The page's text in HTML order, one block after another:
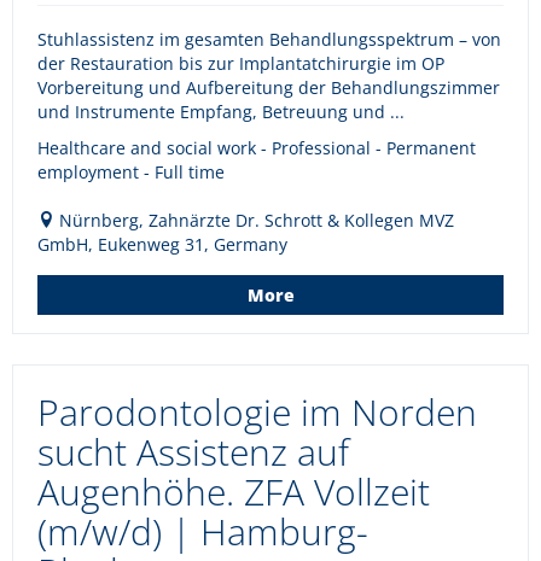
Stuhlassistenz im gesamten Behandlungsspektrum – von
der Restauration bis zur Implantatchirurgie im OP
Vorbereitung und Aufbereitung der Behandlungszimmer
und Instrumente Empfang, Betreuung und ...
Healthcare and social work - Professional - Permanent
employment - Full time
Nürnberg, Zahnärzte Dr. Schrott & Kollegen MVZ
GmbH, Eukenweg 31, Germany
More
Parodontologie im Norden
sucht Assistenz auf
Augenhöhe. ZFA Vollzeit
(m/w/d) | Hamburg-